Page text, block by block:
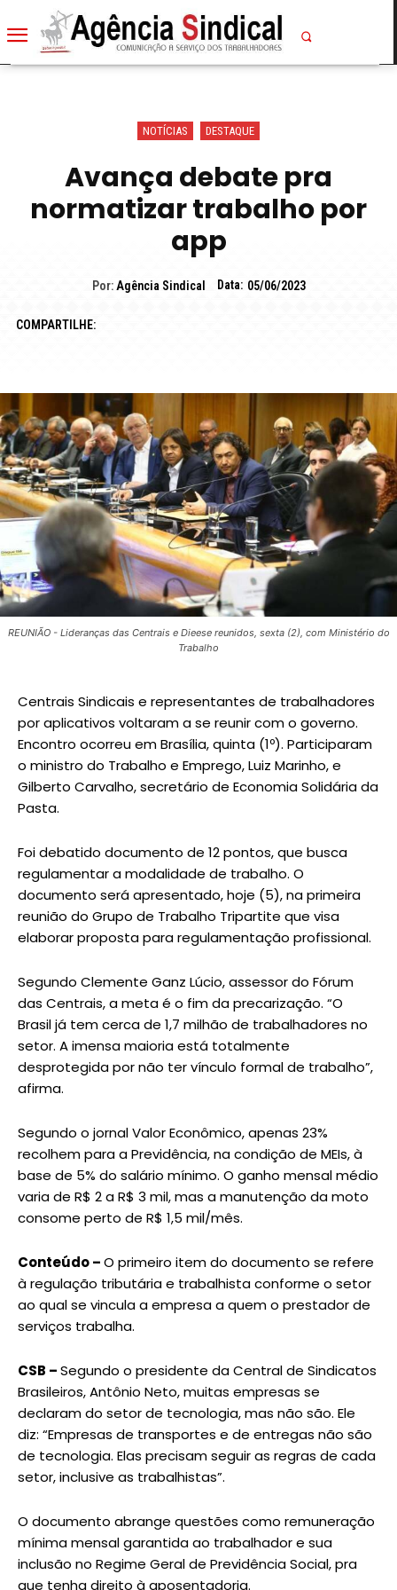
NOTÍCIAS DESTAQUE
Avança debate pra
normatizar trabalho por
app
Por: Agência Sindical Data: 05/06/2023
COMPARTILHE:
REUNIÃO - Lideranças das Centrais e Dieese reunidos, sexta (2), com Ministério do
Trabalho
Centrais Sindicais e representantes de trabalhadores
por aplicativos voltaram a se reunir com o governo.
Encontro ocorreu em Brasília, quinta (1º). Participaram
o ministro do Trabalho e Emprego, Luiz Marinho, e
Gilberto Carvalho, secretário de Economia Solidária da
Pasta.
Foi debatido documento de 12 pontos, que busca
regulamentar a modalidade de trabalho. O
documento será apresentado, hoje (5), na primeira
reunião do Grupo de Trabalho Tripartite que visa
elaborar proposta para regulamentação profissional.
Segundo Clemente Ganz Lúcio, assessor do Fórum
das Centrais, a meta é o fim da precarização. “O
Brasil já tem cerca de 1,7 milhão de trabalhadores no
setor. A imensa maioria está totalmente
desprotegida por não ter vínculo formal de trabalho”,
afirma.
Segundo o jornal Valor Econômico, apenas 23%
recolhem para a Previdência, na condição de MEIs, à
base de 5% do salário mínimo. O ganho mensal médio
varia de R$ 2 a R$ 3 mil, mas a manutenção da moto
consome perto de R$ 1,5 mil/mês.
Conteúdo –O primeiro item do documento se refere
à regulação tributária e trabalhista conforme o setor
ao qual se vincula a empresa a quem o prestador de
serviços trabalha.
CSB –Segundo o presidente da Central de Sindicatos
Brasileiros, Antônio Neto, muitas empresas se
declaram do setor de tecnologia, mas não são. Ele
diz: “Empresas de transportes e de entregas não são
de tecnologia. Elas precisam seguir as regras de cada
setor, inclusive as trabalhistas”.
O documento abrange questões como remuneração
mínima mensal garantida ao trabalhador e sua
inclusão no Regime Geral de Previdência Social, pra
que tenha direito à aposentadoria.